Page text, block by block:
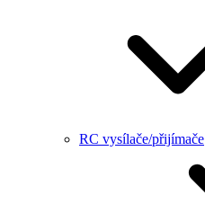
RC vysílače/přijímače